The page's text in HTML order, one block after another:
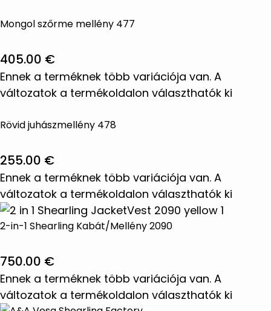
Mongol szőrme mellény 477
405.00 €
Ennek a terméknek több variációja van. A
változatok a termékoldalon választhatók ki
Rövid juhászmellény 478
255.00 €
Ennek a terméknek több variációja van. A
változatok a termékoldalon választhatók ki
2-in-1 Shearling Kabát/Mellény 2090
750.00 €
Ennek a terméknek több variációja van. A
változatok a termékoldalon választhatók ki